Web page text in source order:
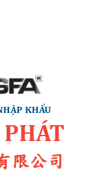
KHẨU
限公司